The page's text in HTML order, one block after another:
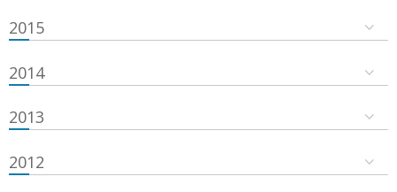
2015
2014
2013
2012